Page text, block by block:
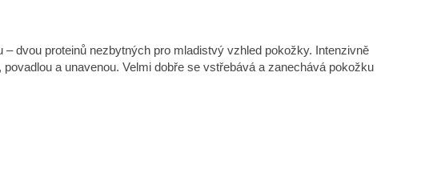
dvou proteinů nezbytných pro mladistvý vzhled pokožky. Intenzivně
a unavenou. Velmi dobře se vstřebává a zanechává pokožku